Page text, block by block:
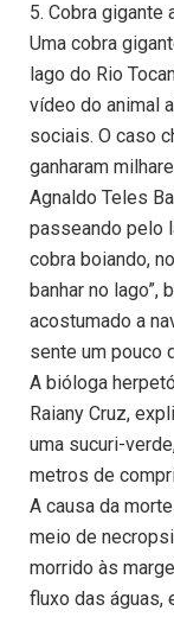
5. Cobra gigante
Uma cobra
lago do Rio
vídeo do animal
sociais. O caso
ganharam
Agnaldo Teles
passeando pelo
cobra boiando,
banhar no lago”,
acostumado a
sente um pouco
A bióloga
Raiany Cruz,
uma sucuri-
metros de
A causa da
meio de
morrido às
fluxo das águas,